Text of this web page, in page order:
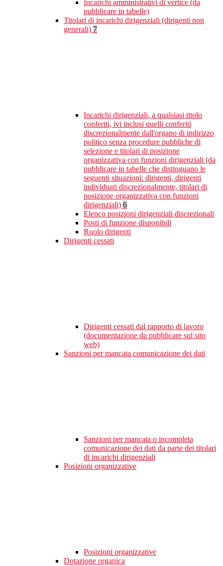
Incarichi amministrativi di vertice (da
pubblicare in tabelle)
Titolari di incarichi dirigenziali (dirigenti non
generali) 7
Incarichi dirigenziali, a qualsiasi titolo
conferiti, ivi inclusi quelli conferiti
discrezionalmente dall'organo di indirizzo
politico senza procedure pubbliche di
selezione e titolari di posizione
organizzativa con funzioni dirigenziali (da
pubblicare in tabelle che distinguano le
seguenti situazioni: dirigenti, dirigenti
individuati discrezionalmente, titolari di
posizione organizzativa con funzioni
dirigenziali) 6
Elenco posizioni dirigenziali discrezionali
Posti di funzione disponibili
Ruolo dirigenti
Dirigenti cessati
Dirigenti cessati dal rapporto di lavoro
(documentazione da pubblicare sul sito
web)
Sanzioni per mancata comunicazione dei dati
Sanzioni per mancata o incompleta
comunicazione dei dati da parte dei titolari
di incarichi dirigenziali
Posizioni organizzative
Posizioni organizzative
Dotazione organica